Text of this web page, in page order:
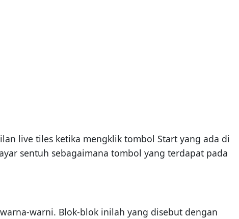
live tiles ketika mengklik tombol Start yang ada di
sentuh sebagaimana tombol yang terdapat pada
warni. Blok-blok inilah yang disebut dengan